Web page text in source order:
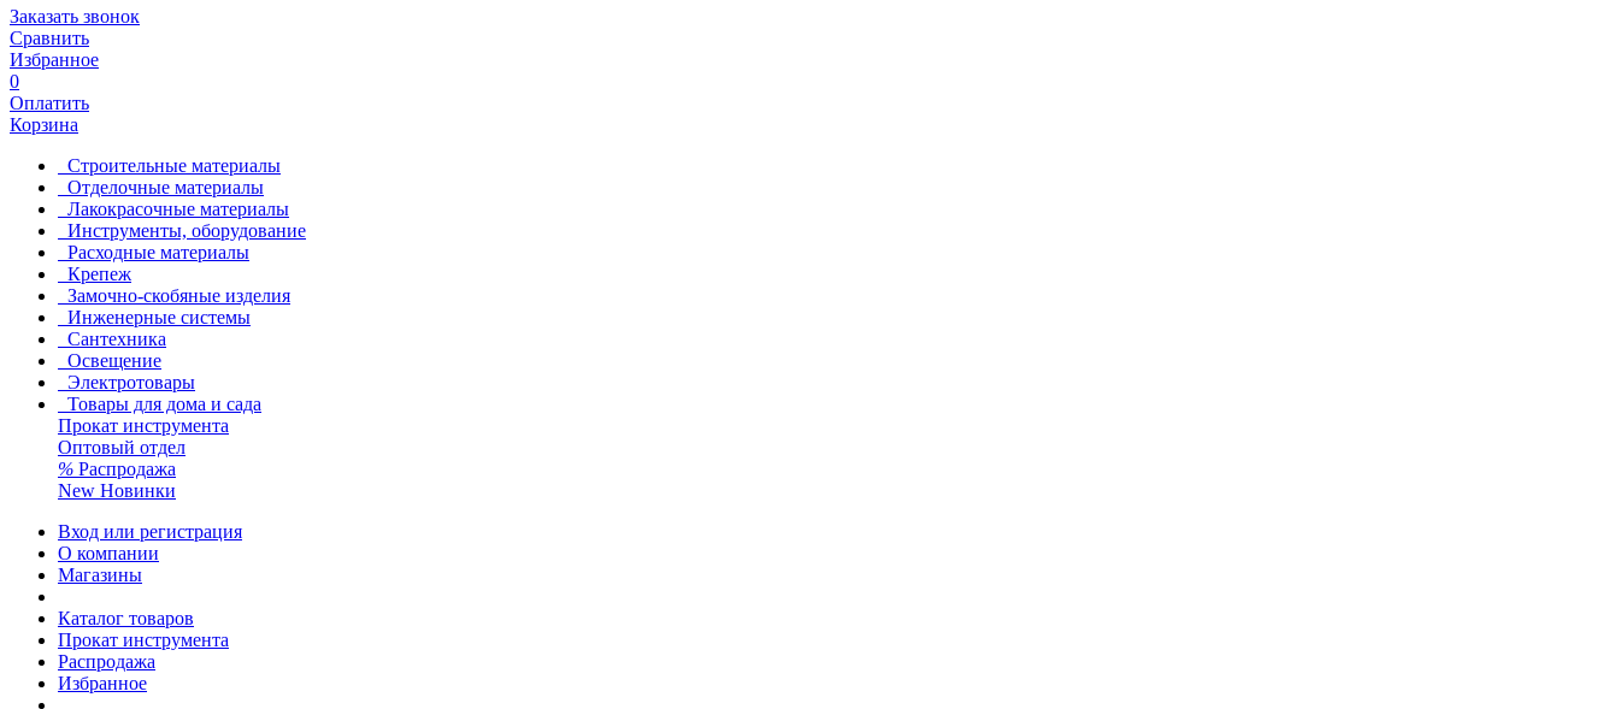
Заказать звонок
Сравнить
Избранное
0
Оплатить
Корзина
Строительные материалы
Отделочные материалы
Лакокрасочные материалы
Инструменты, оборудование
Расходные материалы
Крепеж
Замочно-скобяные изделия
Инженерные системы
Сантехника
Освещение
Электротовары
Товары для дома и сада
Прокат инструмента
Оптовый отдел
% Распродажа
New Новинки
Вход или регистрация
О компании
Магазины
Каталог товаров
Прокат инструмента
Распродажа
Избранное